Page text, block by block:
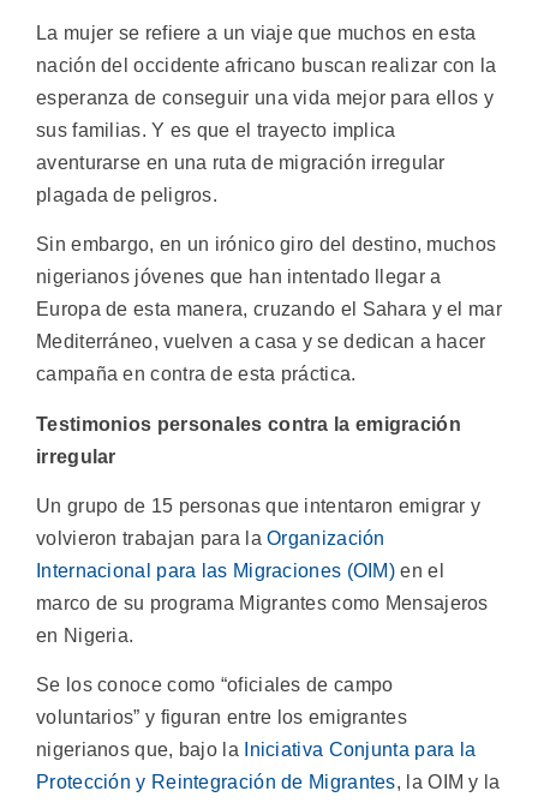
La mujer se refiere a un viaje que muchos en esta
nación del occidente africano buscan realizar con la
esperanza de conseguir una vida mejor para ellos y
sus familias. Y es que el trayecto implica
aventurarse en una ruta de migración irregular
plagada de peligros.
Sin embargo, en un irónico giro del destino, muchos
nigerianos jóvenes que han intentado llegar a
Europa de esta manera, cruzando el Sahara y el mar
Mediterráneo, vuelven a casa y se dedican a hacer
campaña en contra de esta práctica.
Testimonios personales contra la emigración
irregular
Un grupo de 15 personas que intentaron emigrar y
volvieron trabajan para laOrganización
Internacional para las Migraciones (OIM) en el
marco de su programa Migrantes como Mensajeros
en Nigeria.
Se los conoce como “oficiales de campo
voluntarios” y figuran entre los emigrantes
nigerianos que, bajo la Iniciativa Conjunta para la
Protección y Reintegración de Migrantes, la OIM y la